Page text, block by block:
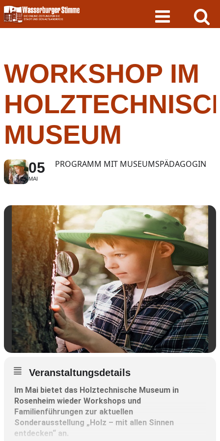
Skip
to
content
WORKSHOP IM
MUSEUM
05
MAI
PROGRAMM MIT MUSEUMSPÄDAGOGIN
Veranstaltungsdetails
Im Mai bietet das Holztechnische Museum in
Rosenheim wieder Workshops und
Familienführungen zur aktuellen
Sonderausstellung „Holz – mit allen Sinnen
entdecken“ an.